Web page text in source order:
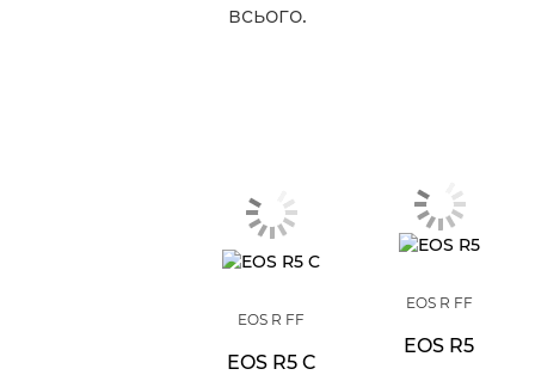
всього.
EOS R FF
EOS R5 C
EOS R FF
EOS R5